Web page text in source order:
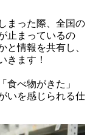
まった際、全国の
止まっているの
と情報を共有し、
きます！
食べ物がきた」
いを感じられる仕